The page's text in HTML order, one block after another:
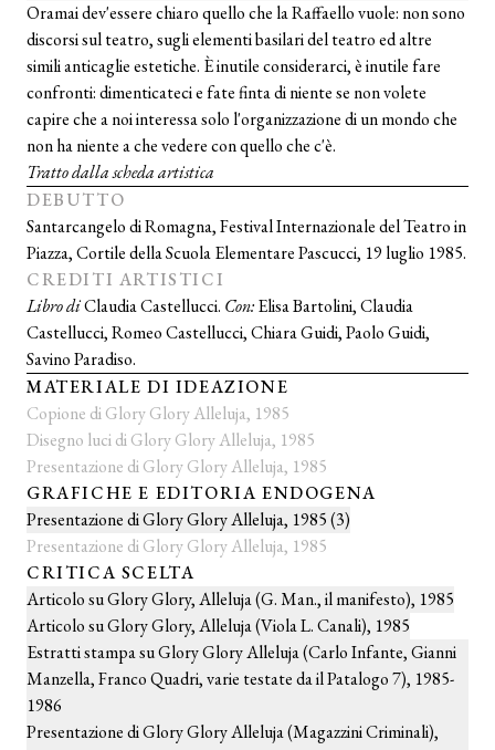
Oramai dev'essere chiaro quello che la Raffaello vuole: non sono
discorsi sul teatro, sugli elementi basilari del teatro ed altre
simili anticaglie estetiche. È inutile considerarci, è inutile fare
confronti: dimenticateci e fate finta di niente se non volete
capire che a noi interessa solo l'organizzazione di un mondo che
non ha niente a che vedere con quello che c'è.
Tratto dalla scheda artistica
DEBUTTO
Santarcangelo di Romagna, Festival Internazionale del Teatro in
Piazza, Cortile della Scuola Elementare Pascucci, 19 luglio 1985.
CREDITI ARTISTICI
Libro diClaudia Castellucci. Con:Elisa Bartolini, Claudia
Castellucci, Romeo Castellucci, Chiara Guidi, Paolo Guidi,
Savino Paradiso.
MATERIALE DI IDEAZIONE
Copione di Glory Glory Alleluja, 1985
Disegno luci di Glory Glory Alleluja, 1985
Presentazione di Glory Glory Alleluja, 1985
GRAFICHE E EDITORIA ENDOGENA
Presentazione di Glory Glory Alleluja, 1985 (3)
Presentazione di Glory Glory Alleluja, 1985
CRITICA SCELTA
Articolo su Glory Glory, Alleluja (G. Man., il manifesto), 1985
Articolo su Glory Glory, Alleluja (Viola L. Canali), 1985
Estratti stampa su Glory Glory Alleluja (Carlo Infante, Gianni
Manzella, Franco Quadri, varie testate da il Patalogo 7), 1985-
1986
Presentazione di Glory Glory Alleluja (Magazzini Criminali),